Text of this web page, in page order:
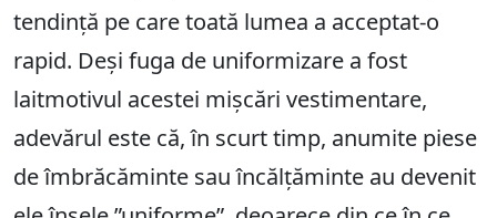
tendință pe care toată lumea a acceptat-o
rapid. Deși fuga de uniformizare a fost
laitmotivul acestei mișcări vestimentare,
adevărul este că, în scurt timp, anumite piese
de îmbrăcăminte sau încălțăminte au devenit